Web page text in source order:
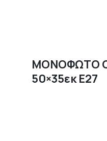
ΜΟΝΟΦΩΤΟ
50×35εκ E27